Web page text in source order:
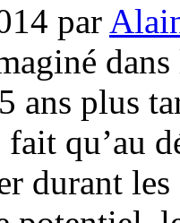
par
ans plus
fait qu’au
durant les